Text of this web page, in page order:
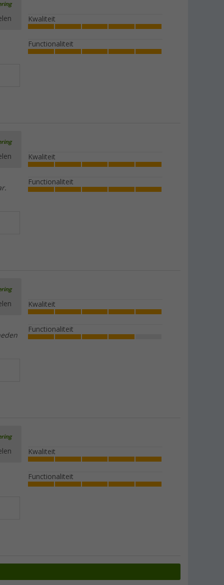
Kwaliteit
Functionaliteit
Kwaliteit
Functionaliteit
Kwaliteit
Functionaliteit
Kwaliteit
Functionaliteit